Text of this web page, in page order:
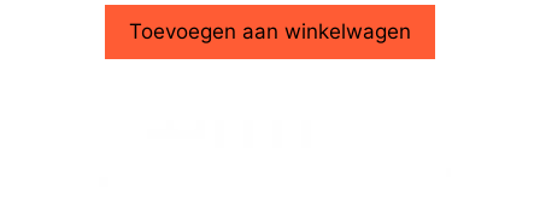
Toevoegen aan winkelwagen